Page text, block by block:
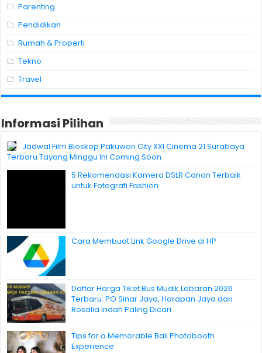
Parenting
Pendidikan
Rumah & Properti
Tekno
Travel
Informasi Pilihan
Jadwal Film Bioskop Pakuwon City XXI Cinema 21 Surabaya
Terbaru Tayang Minggu Ini Coming Soon
5 Rekomendasi Kamera DSLR Canon Terbaik
untuk Fotografi Fashion
Cara Membuat Link Google Drive di HP
Daftar Harga Tiket Bus Mudik Lebaran 2026
Terbaru: PO Sinar Jaya, Harapan Jaya dan
Rosalia Indah Paling Dicari
Tips for a Memorable Bali Photobooth
Experience